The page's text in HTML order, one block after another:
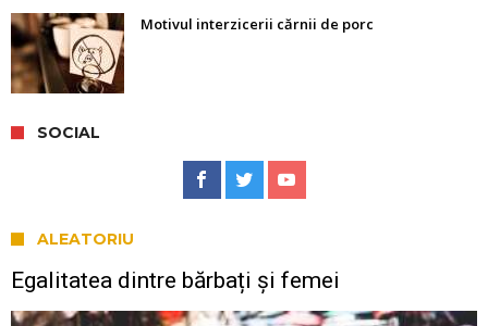
Motivul interzicerii cărnii de porc
SOCIAL
ALEATORIU
Egalitatea dintre bărbați și femei